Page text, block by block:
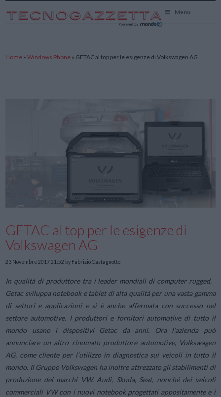
Menu
Home »Windows Phone » GETAC al top per le esigenze di Volkswagen AG
GETAC al top per le esigenze di
Volkswagen AG
23 Novembre 2017 21:52 by Fabrizio Castagnotto
In qualità di produttore tra i leader mondiali di computer rugged,
Getac sviluppa notebook e tablet di alta qualità per una vasta gamma
di settori e applicazioni e si è anche affermata con successo nel
settore automotive. I produttori e fornitori automotive di tutto il
mondo usano i dispositivi Getac da anni. Ora l’azienda può
annunciare un altro rinomato produttore automotive, Volkswagen
AG, come cliente per l’utilizzo in diagnostica sui veicoli in tutto il
mondo. Il Gruppo Volkswagen ha inoltre attrezzato gli stabilimenti di
produzione dei marchi VW, Audi, Skoda, Seat, nonché dei veicoli
commerciali VW con i nuovi notebook progettati appositamente e i